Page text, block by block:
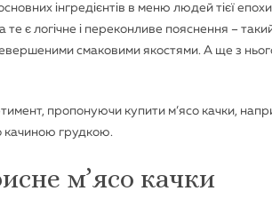
інгредієнтів в меню людей тієї
те є логічне і переконливе пояснення –
смаковими якостями. А ще з
пропонуючи купити м’ясо качки,
качиною грудкою.
м’ясо качки